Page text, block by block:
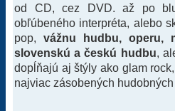
od CD, cez DVD. až po
obľúbeného interpréta, alebo
pop, vážnu hudbu, operu,
slovenskú a českú hudbu ,
dopĺňajú aj štýly ako glam
najviac zásobených